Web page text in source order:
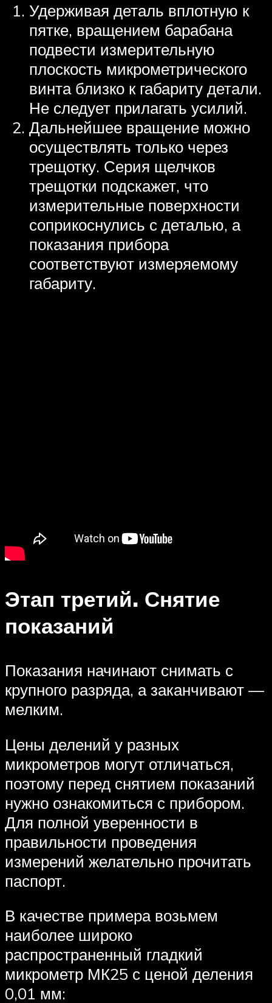
Удерживая деталь вплотную к
пятке, вращением барабана
подвести измерительную
плоскость микрометрического
винта близко к габариту детали.
Не следует прилагать усилий.
Дальнейшее вращение можно
осуществлять только через
трещотку. Серия щелчков
трещотки подскажет, что
измерительные поверхности
соприкоснулись с деталью, а
показания прибора
соответствуют измеряемому
габариту.
Этап третий. Снятие
показаний
Показания начинают снимать с
крупного разряда, а заканчивают —
мелким.
Цены делений у разных
микрометров могут отличаться,
поэтому перед снятием показаний
нужно ознакомиться с прибором.
Для полной уверенности в
правильности проведения
измерений желательно прочитать
паспорт.
В качестве примера возьмем
наиболее широко
распространенный гладкий
микрометр МК25 с ценой деления
0,01 мм: